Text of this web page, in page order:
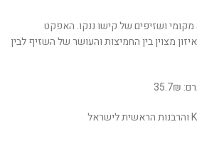
ושזיפים של קישו ננקו. האפקט
מצוין בין החמיצות והעושר של השזיף לבין